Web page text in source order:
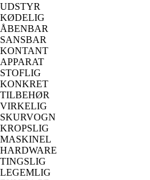
UDSTYR
KØDELIG
ÅBENBAR
SANSBAR
KONTANT
APPARAT
STOFLIG
KONKRET
TILBEHØR
VIRKELIG
SKURVOGN
KROPSLIG
MASKINEL
HARDWARE
TINGSLIG
LEGEMLIG